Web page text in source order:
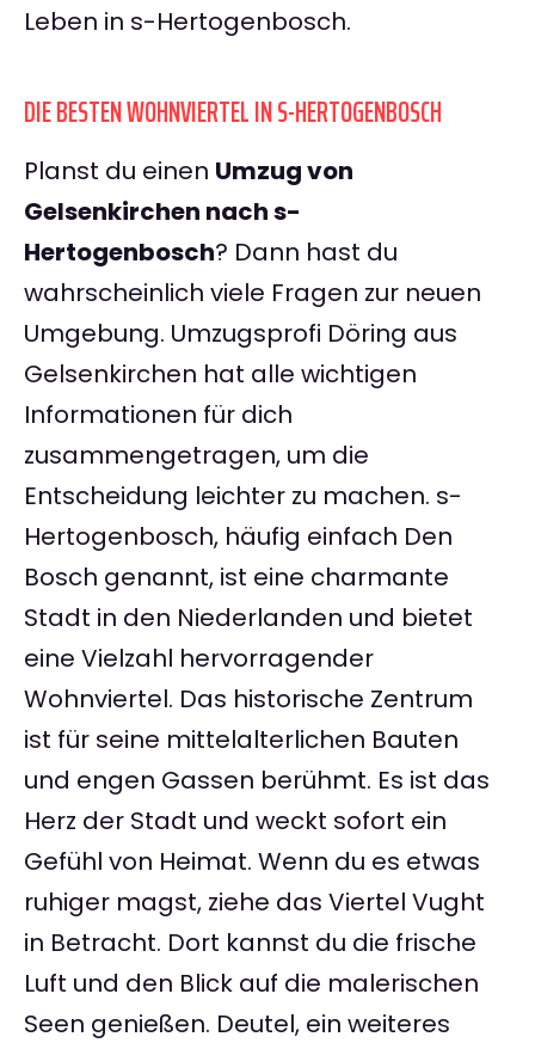
Leben in s-Hertogenbosch.
DIE BESTEN WOHNVIERTEL IN S-HERTOGENBOSCH
Planst du einen Umzug von
Gelsenkirchen nach s-
Hertogenbosch? Dann hast du
wahrscheinlich viele Fragen zur neuen
Umgebung. Umzugsprofi Döring aus
Gelsenkirchen hat alle wichtigen
Informationen für dich
zusammengetragen, um die
Entscheidung leichter zu machen. s-
Hertogenbosch, häufig einfach Den
Bosch genannt, ist eine charmante
Stadt in den Niederlanden und bietet
eine Vielzahl hervorragender
Wohnviertel. Das historische Zentrum
ist für seine mittelalterlichen Bauten
und engen Gassen berühmt. Es ist das
Herz der Stadt und weckt sofort ein
Gefühl von Heimat. Wenn du es etwas
ruhiger magst, ziehe das Viertel Vught
in Betracht. Dort kannst du die frische
Luft und den Blick auf die malerischen
Seen genießen. Deutel, ein weiteres